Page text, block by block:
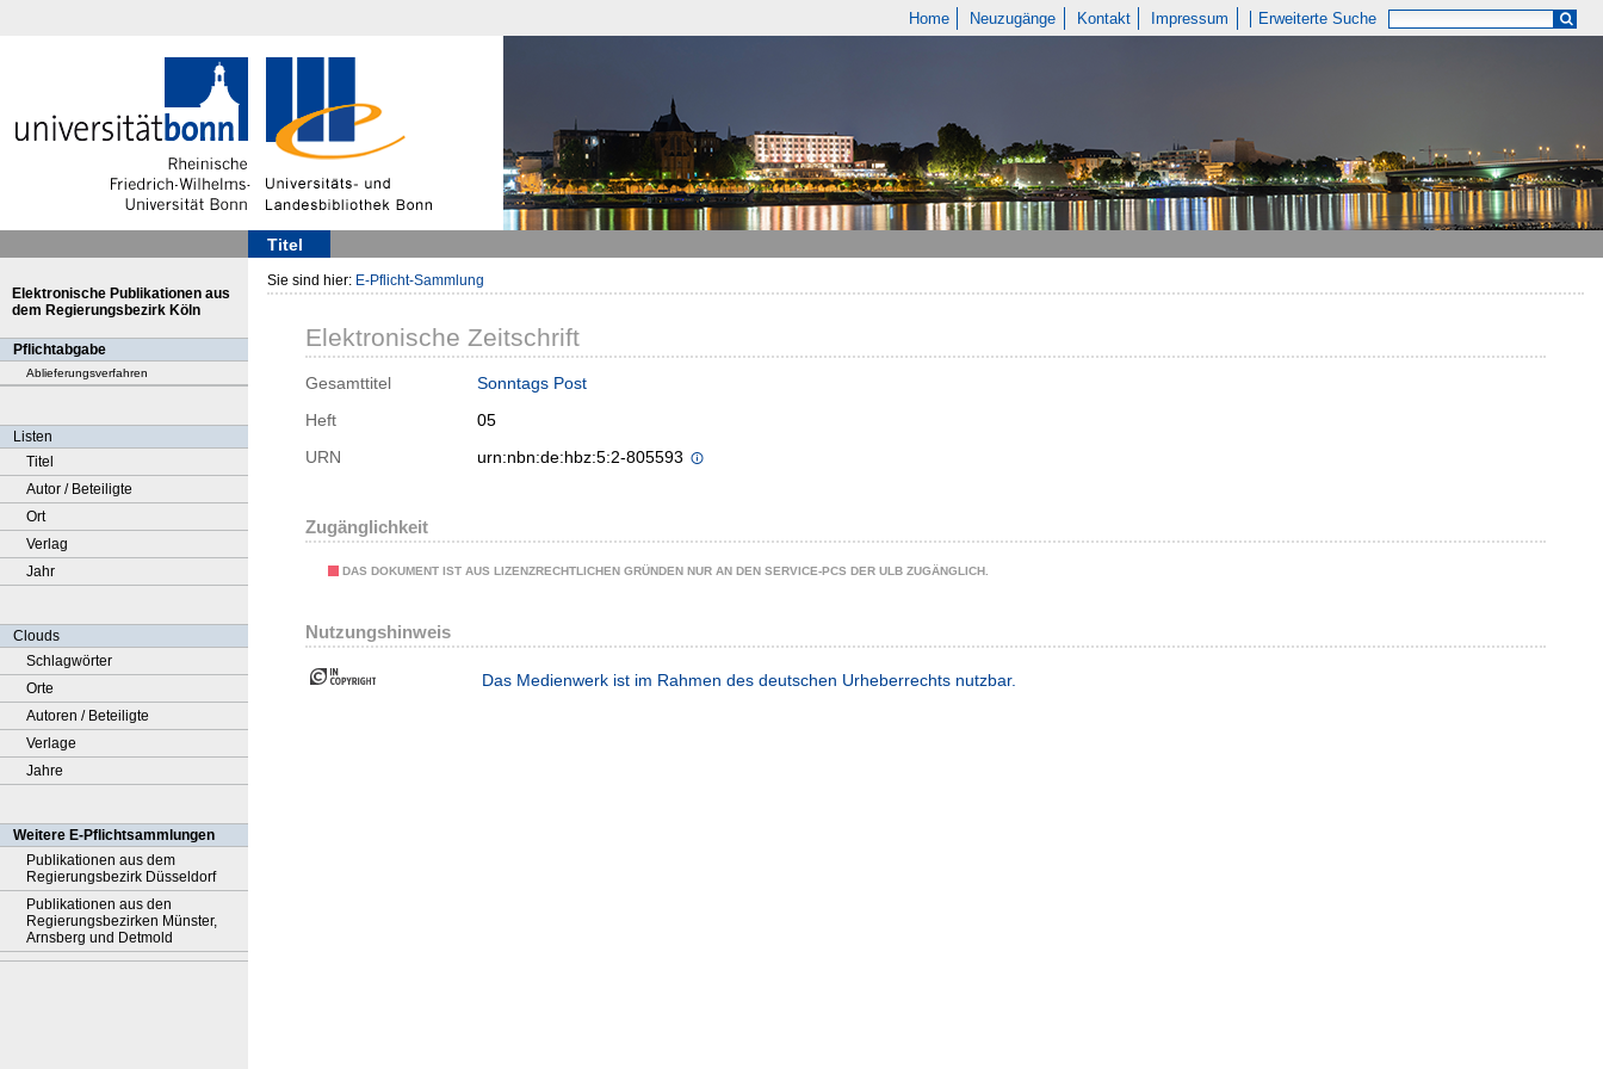
Home Neuzugänge Kontakt Impressum Erweiterte Suche
Titel
Elektronische Publikationen aus
dem Regierungsbezirk Köln
Pflichtabgabe
Ablieferungsverfahren
Listen
Titel
Autor / Beteiligte
Ort
Verlag
Jahr
Clouds
Schlagwörter
Orte
Autoren / Beteiligte
Verlage
Jahre
Weitere E-Pflichtsammlungen
Publikationen aus dem
Regierungsbezirk Düsseldorf
Publikationen aus den
Regierungsbezirken Münster,
Arnsberg und Detmold
Sie sind hier: E-Pflicht-Sammlung
Elektronische Zeitschrift
Gesamttitel
Sonntags Post
Heft
05
URN
urn:nbn:de:hbz:5:2-805593
Zugänglichkeit
DAS DOKUMENT IST AUS LIZENZRECHTLICHEN GRÜNDEN NUR AN DEN SERVICE-PCS DER ULB ZUGÄNGLICH.
Nutzungshinweis
Das Medienwerk ist im Rahmen des deutschen Urheberrechts nutzbar.